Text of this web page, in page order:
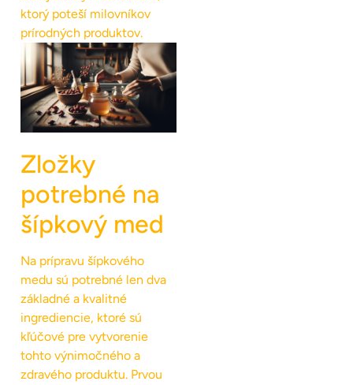
ktorý poteší milovníkov
prírodných produktov.
Zložky
potrebné na
šípkový med
Na prípravu šípkového
medu sú potrebné len dva
základné a kvalitné
ingrediencie, ktoré sú
kľúčové pre vytvorenie
tohto výnimočného a
zdravého produktu. Prvou